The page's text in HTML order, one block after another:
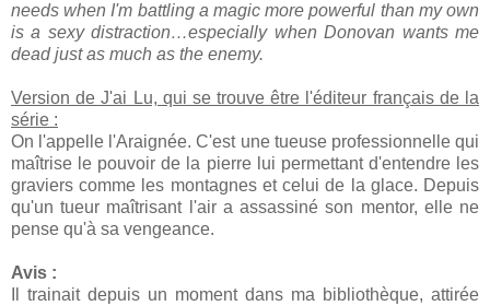
needs when I'm battling a magic more powerful than my own
is a sexy distraction…especially when Donovan wants me
dead just as much as the enemy.
Version de J'ai Lu, qui se trouve être l'éditeur français de la
série :
On l'appelle l'Araignée. C'est une tueuse professionnelle qui
maîtrise le pouvoir de la pierre lui permettant d'entendre les
graviers comme les montagnes et celui de la glace. Depuis
qu'un tueur maîtrisant l'air a assassiné son mentor, elle ne
pense qu'à sa vengeance.
Avis :
Il trainait depuis un moment dans ma bibliothèque, attirée